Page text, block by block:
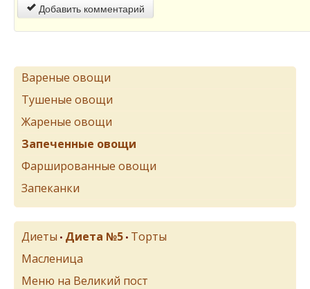
Добавить комментарий
Вареные овощи
Тушеные овощи
Жареные овощи
Запеченные овощи
Фаршированные овощи
Запеканки
Диеты • Диета №5 • Торты
Масленица
Меню на Великий пост